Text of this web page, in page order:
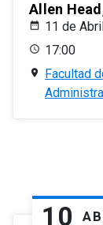
Allen
11 de
17:00
Facultad
10